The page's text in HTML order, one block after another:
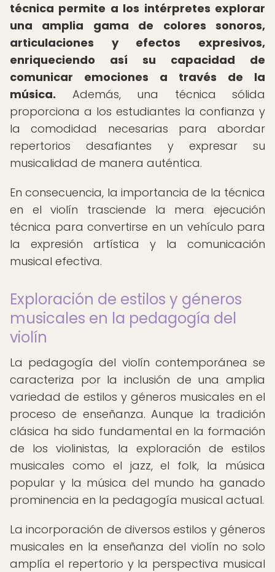
técnica permite a los intérpretes explorar
una amplia gama de colores sonoros,
articulaciones y efectos expresivos,
enriqueciendo así su capacidad de
comunicar emociones a través de la
música. Además, una técnica sólida
proporciona a los estudiantes la confianza y
la comodidad necesarias para abordar
repertorios desafiantes y expresar su
musicalidad de manera auténtica.
En consecuencia, la importancia de la técnica
en el violín trasciende la mera ejecución
técnica para convertirse en un vehículo para
la expresión artística y la comunicación
musical efectiva.
Exploración de estilos y géneros
musicales en la pedagogía del
violín
La pedagogía del violín contemporánea se
caracteriza por la inclusión de una amplia
variedad de estilos y géneros musicales en el
proceso de enseñanza. Aunque la tradición
clásica ha sido fundamental en la formación
de los violinistas, la exploración de estilos
musicales como el jazz, el folk, la música
popular y la música del mundo ha ganado
prominencia en la pedagogía musical actual.
La incorporación de diversos estilos y géneros
musicales en la enseñanza del violín no solo
amplía el repertorio y la perspectiva musical